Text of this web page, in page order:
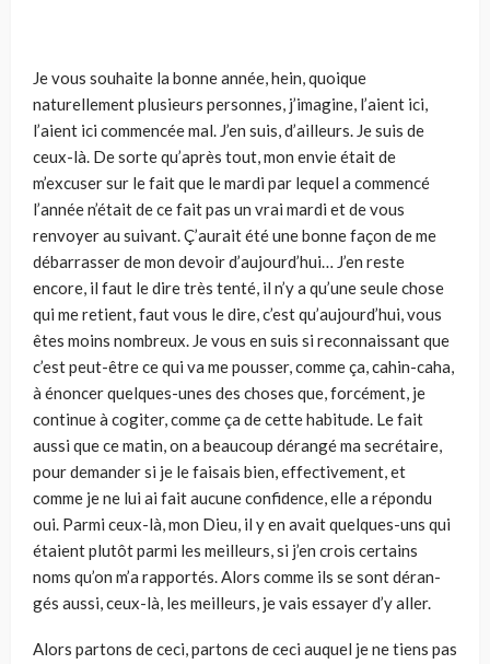
Je vous souhaite la bonne année, hein, quoique
naturellement plu­sieurs personnes, j’imagine, l’aient ici,
l’aient ici commencée mal. J’en suis, d’ailleurs. Je suis de
ceux-là. De sorte qu’après tout, mon envie était de
m’excuser sur le fait que le mardi par lequel a commencé
l’année n’était de ce fait pas un vrai mardi et de vous
renvoyer au suivant. Ç’aurait été une bonne façon de me
débarrasser de mon devoir d’au­jourd’hui… J’en reste
encore, il faut le dire très tenté, il n’y a qu’une seule chose
qui me retient, faut vous le dire, c’est qu’aujourd’hui, vous
êtes moins nombreux. Je vous en suis si reconnaissant que
c’est peut-être ce qui va me pousser, comme ça, cahin-caha,
à énoncer quelques-unes des choses que, forcément, je
continue à cogiter, comme ça de cette habi­tude. Le fait
aussi que ce matin, on a beaucoup dérangé ma secrétaire,
pour demander si je le faisais bien, effectivement, et
comme je ne lui ai fait aucune confidence, elle a répondu
oui. Parmi ceux-là, mon Dieu, il y en avait quelques-uns qui
étaient plutôt parmi les meilleurs, si j’en crois certains
noms qu’on m’a rapportés. Alors comme ils se sont déran­
gés aussi, ceux-là, les meilleurs, je vais essayer d’y aller.
Alors partons de ceci, partons de ceci auquel je ne tiens pas